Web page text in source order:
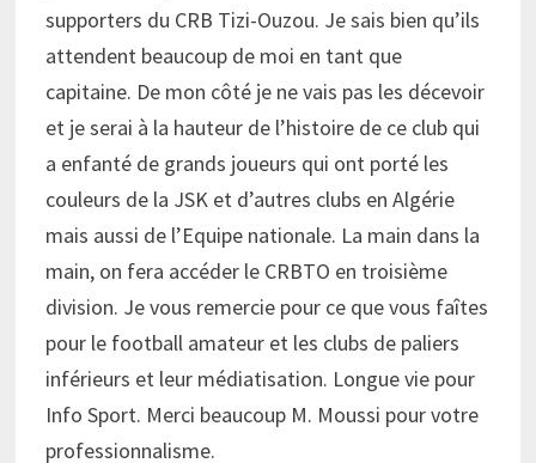
supporters du CRB Tizi-Ouzou. Je sais bien qu’ils
attendent beaucoup de moi en tant que
capitaine. De mon côté je ne vais pas les décevoir
et je serai à la hauteur de l’histoire de ce club qui
a enfanté de grands joueurs qui ont porté les
couleurs de la JSK et d’autres clubs en Algérie
mais aussi de l’Equipe nationale. La main dans la
main, on fera accéder le CRBTO en troisième
division. Je vous remercie pour ce que vous faîtes
pour le football amateur et les clubs de paliers
inférieurs et leur médiatisation. Longue vie pour
Info Sport. Merci beaucoup M. Moussi pour votre
professionnalisme.